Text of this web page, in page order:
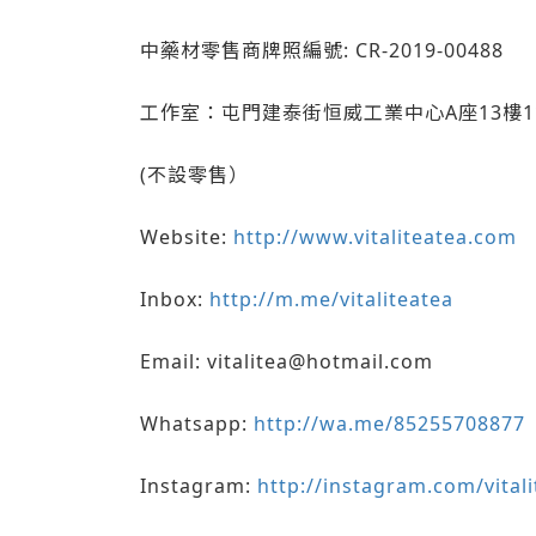
中藥材零售商牌照編號: CR-2019-00488
工作室：屯門建泰街恒威工業中心A座13樓
(不設零售）
Website: http://www.vitaliteatea.com
Inbox: http://m.me/vitaliteatea
Email: vitalitea@hotmail.com
Whatsapp: http://wa.me/85255708877
Instagram: http://instagram.com/